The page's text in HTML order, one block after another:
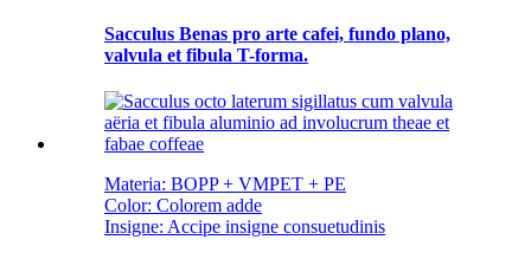
Sacculus Benas pro arte cafei, fundo plano,
valvula et fibula T-forma.
Materia: BOPP + VMPET + PE
Color: Colorem adde
Insigne: Accipe insigne consuetudinis